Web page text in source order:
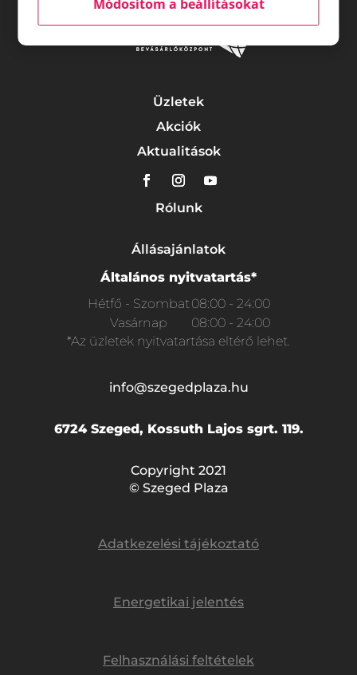
Üzletek
Akciók
Aktualitások
Rólunk
Állásajánlatok
Általános nyitvatartás*
Hétfő - Szombat08:00 - 24:00
Vasárnap
08:00 - 24:00
*Az üzletek nyitvatartása eltérő lehet.
info@szegedplaza.hu
6724 Szeged, Kossuth Lajos sgrt. 119.
Copyright 2021
© Szeged Plaza
Adatkezelési tájékoztató
Energetikai jelentés
Felhasználási feltételek
Módosítom a beállításokat